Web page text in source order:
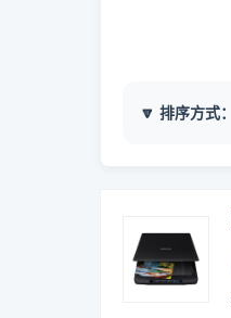
🔽 排序方式：